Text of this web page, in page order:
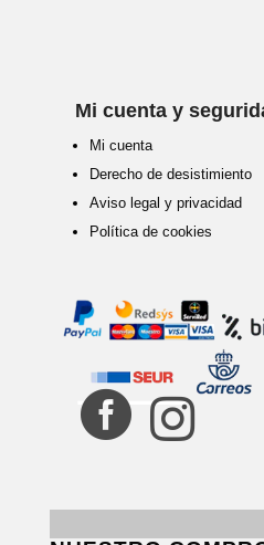
Mi cuenta y
Mi cuenta
Derecho de desistimiento
Aviso legal y privacidad
Política de cookies
 